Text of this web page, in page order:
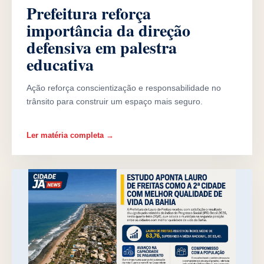
Prefeitura reforça
importância da direção
defensiva em palestra
educativa
Ação reforça conscientização e responsabilidade no
trânsito para construir um espaço mais seguro.
Ler matéria completa →